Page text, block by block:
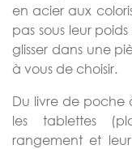
en acier aux
pas sous leur
glisser dans une
à vous de choisir.
Du livre de poche
les tablettes
rangement et